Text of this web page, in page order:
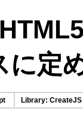
に定
Library: CreateJS